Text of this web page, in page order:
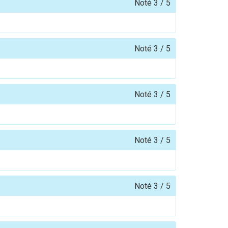
Noté 3 / 5
Noté 3 / 5
Noté 3 / 5
Noté 3 / 5
Noté 3 / 5